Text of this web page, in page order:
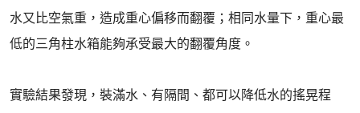
水又比空氣重，造成重心偏移而翻覆；相同水量下，重心最
低的三角柱水箱能夠承受最大的翻覆角度。
實驗結果發現，裝滿水、有隔間、都可以降低水的搖晃程